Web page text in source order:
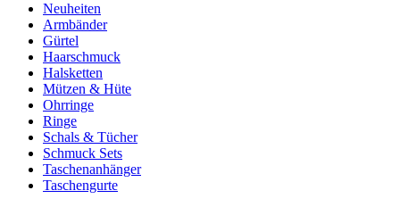
Neuheiten
Armbänder
Gürtel
Haarschmuck
Halsketten
Mützen & Hüte
Ohrringe
Ringe
Schals & Tücher
Schmuck Sets
Taschenanhänger
Taschengurte